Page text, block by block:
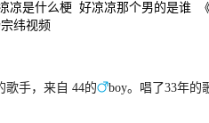
凉是什么梗 好凉凉那个男的是谁
纬视频
歌手，来自 44的
boy。唱了33年的